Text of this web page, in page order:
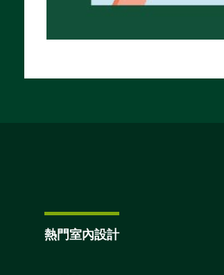
熱門室內設計